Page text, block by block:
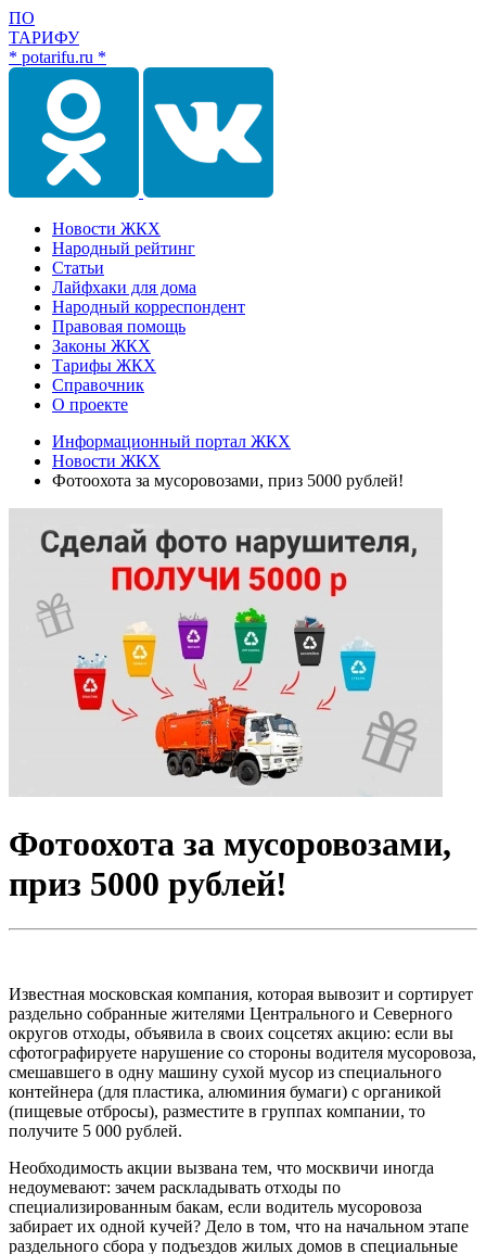
ПО
ТАРИФУ
* potarifu.ru *
Новости ЖКХ
Народный рейтинг
Статьи
Лайфхаки для дома
Народный корреспондент
Правовая помощь
Законы ЖКХ
Тарифы ЖКХ
Справочник
О проекте
Информационный портал ЖКХ
Новости ЖКХ
Фотоохота за мусоровозами, приз 5000 рублей!
Фотоохота за мусоровозами,
приз 5000 рублей!
Известная московская компания, которая вывозит и сортирует
раздельно собранные жителями Центрального и Северного
округов отходы, объявила в своих соцсетях акцию: если вы
сфотографируете нарушение со стороны водителя мусоровоза,
смешавшего в одну машину сухой мусор из специального
контейнера (для пластика, алюминия бумаги) с органикой
(пищевые отбросы), разместите в группах компании, то
получите 5 000 рублей.
Необходимость акции вызвана тем, что москвичи иногда
недоумевают: зачем раскладывать отходы по
специализированным бакам, если водитель мусоровоза
забирает их одной кучей? Дело в том, что на начальном этапе
раздельного сбора у подъездов жилых домов в специальные